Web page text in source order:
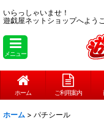
いらっしゃいませ！
遊戯屋ネットショップへよう
メニュー
ホーム ご利用案内
ホーム > パチシール